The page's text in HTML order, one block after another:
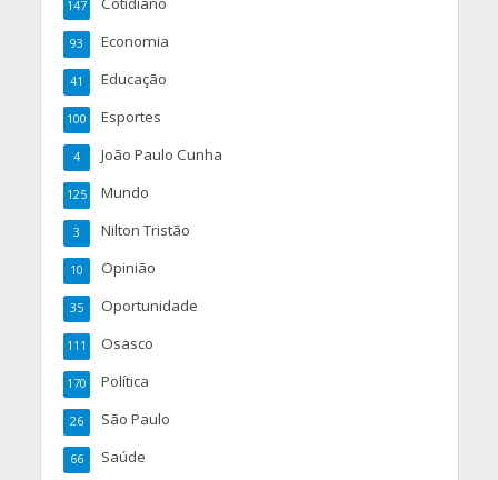
147
Economia
93
Educação
41
Esportes
100
João Paulo Cunha
4
Mundo
125
Nilton Tristão
3
Opinião
10
Oportunidade
35
Osasco
111
Política
170
São Paulo
26
Saúde
66